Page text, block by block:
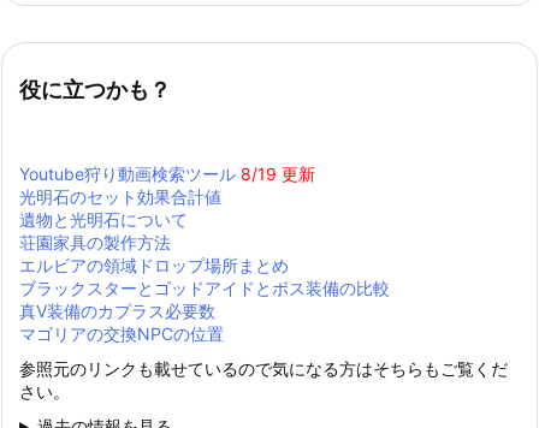
役に立つかも？
Youtube狩り動画検索ツール 8/19 更新
光明石のセット効果合計値
遺物と光明石について
荘園家具の製作方法
エルビアの領域ドロップ場所まとめ
ブラックスターとゴッドアイドとボス装備の比較
真Ⅴ装備のカプラス必要数
マゴリアの交換NPCの位置
参照元のリンクも載せているので気になる方はそちらもご覧くだ
さい。